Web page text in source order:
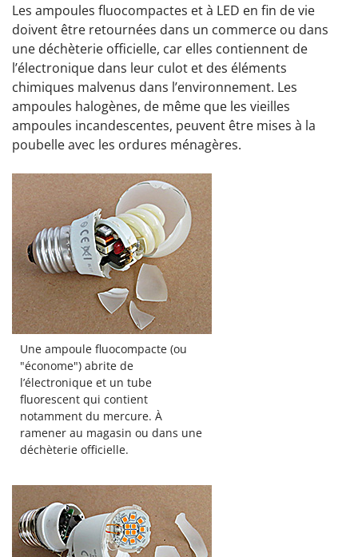
Les ampoules fluocompactes et à LED en fin de vie
doivent être retournées dans un commerce ou dans
une déchèterie officielle, car elles contiennent de
l’électronique dans leur culot et des éléments
chimiques malvenus dans l’environnement. Les
ampoules halogènes, de même que les vieilles
ampoules incandescentes, peuvent être mises à la
poubelle avec les ordures ménagères.
Une ampoule fluocompacte (ou
"économe") abrite de
l’électronique et un tube
fluorescent qui contient
notamment du mercure. À
ramener au magasin ou dans une
déchèterie officielle.